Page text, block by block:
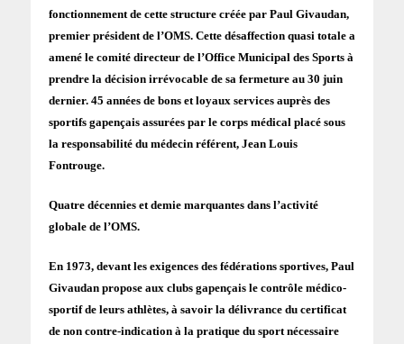
fonctionnement de cette structure créée par Paul Givaudan,
premier président de l’OMS. Cette désaffection quasi totale a
amené le comité directeur de l’Office Municipal des Sports à
prendre la décision irrévocable de sa fermeture au 30 juin
dernier. 45 années de bons et loyaux services auprès des
sportifs gapençais assurées par le corps médical placé sous
la responsabilité du médecin référent, Jean Louis
Fontrouge.
Quatre décennies et demie marquantes dans l’activité
globale de l’OMS.
En 1973, devant les exigences des fédérations sportives, Paul
Givaudan propose aux clubs gapençais le contrôle médico-
sportif de leurs athlètes, à savoir la délivrance du certificat
de non contre-indication à la pratique du sport nécessaire